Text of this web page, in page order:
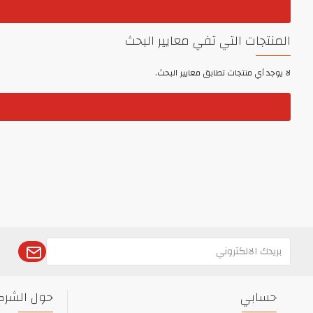
المنتجات التي تفي معايير البحث
لا يوجد أي منتجات تطابق معايير البحث.
حسابي حول